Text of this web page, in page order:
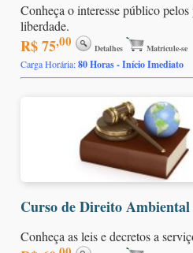
Conheça o interesse público
liberdade.
R$ 75,00 Detalhes Matricule-se
Carga Horária:80 Horas - Início Imediato
Curso de Direito Ambiental
Conheça as leis e decretos a